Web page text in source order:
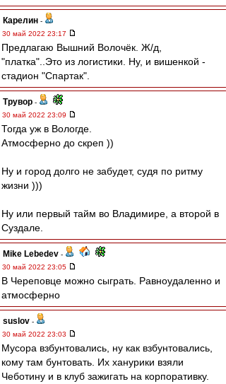
Карелин -
30 май 2022 23:17
Предлагаю Вышний Волочёк. Ж/д,
"платка"..Это из логистики. Ну, и вишенкой -
стадион "Спартак".
Трувор -
30 май 2022 23:09
Тогда уж в Вологде.
Атмосферно до скреп ))
Ну и город долго не забудет, судя по ритму
жизни )))
Ну или первый тайм во Владимире, а второй в
Суздале.
Mike Lebedev -
30 май 2022 23:05
В Череповце можно сыграть. Равноудаленно и
атмосферно
suslov -
30 май 2022 23:03
Мусора взбунтовались, ну как взбунтовались,
кому там бунтовать. Их ханурики взяли
Чеботину и в клуб зажигать на корпоративку.